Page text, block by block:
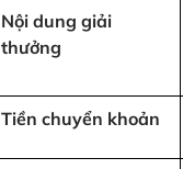
Nội dung giải
thưởng
Tiền chuyển khoản